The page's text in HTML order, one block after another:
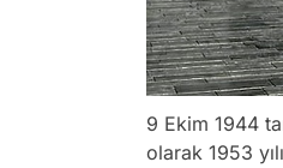
9 Ekim 1944
olarak 1953